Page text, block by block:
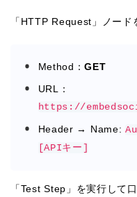
「HTTP Request」ノード
Method：GET
URL：
https://
Header → Name:
[APIキー]
「Test Step」を実行して